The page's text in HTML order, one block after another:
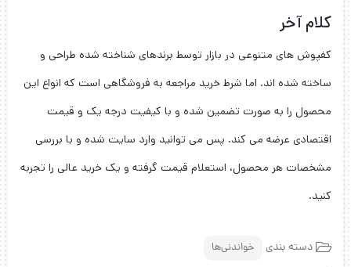
کلام آخر
کفپوش های متنوعی در بازار توسط برندهای شناخته شده طراحی و
ساخته شده اند. اما شرط خرید مراجعه به فروشگاهی است که انواع این
محصول را به صورت تضمین شده و با کیفیت درجه یک و قیمت
اقتصادی عرضه می کند. پس می توانید وارد سایت شده و با بررسی
مشخصات هر محصول، استعلام قیمت گرفته و یک خرید عالی را تجربه
کنید.
دسته بندی خواندنی‌ها